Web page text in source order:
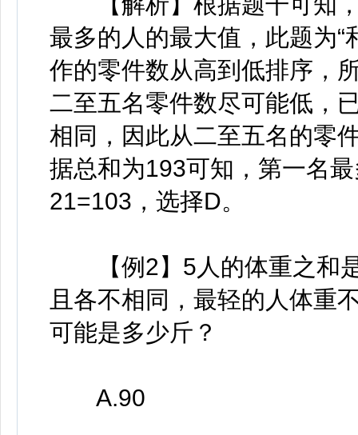
最多的人的最大值，此题为“
作的零件数从高到低排序，
二至五名零件数尽可能低，
相同，因此从二至五名的零
据总和为193可知，第一名
21=103，选择D。
【例2】5人的体重之和是
且各不相同，最轻的人体重
可能是多少斤？
A.90